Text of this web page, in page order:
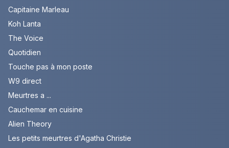
Capitaine Marleau
Koh Lanta
The Voice
Quotidien
Touche pas à mon poste
W9 direct
Meurtres a ...
Cauchemar en cuisine
Alien Theory
Les petits meurtres d'Agatha Christie